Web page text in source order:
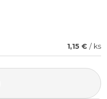
1,15 € / ks